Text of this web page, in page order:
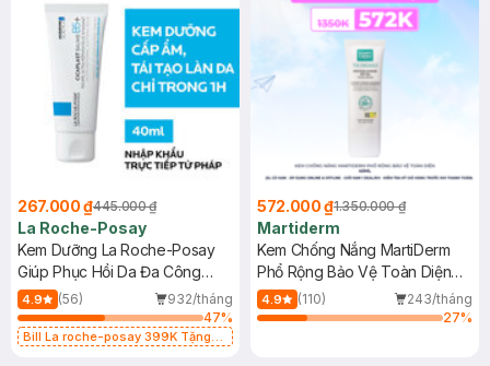
267.000 ₫445.000 ₫
La Roche-Posay
Kem Dưỡng La Roche-Posay
Giúp Phục Hồi Da Đa Công
Dụng 40ml
4.9 (56)
932/tháng
47%
Bill La roche-posay 399K Tặng
572.000 ₫1.350.000 ₫
Martiderm
Kem Chống Nắng MartiDerm
Phổ Rộng Bảo Vệ Toàn Diện
40ml
4.9 (110)
243/tháng
27%